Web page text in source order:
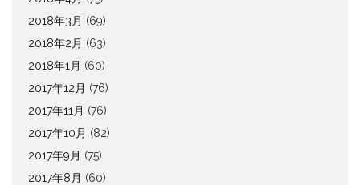
2018年3月 (69)
2018年2月 (63)
2018年1月 (60)
2017年12月 (76)
2017年11月 (76)
2017年10月 (82)
2017年9月 (75)
2017年8月 (60)